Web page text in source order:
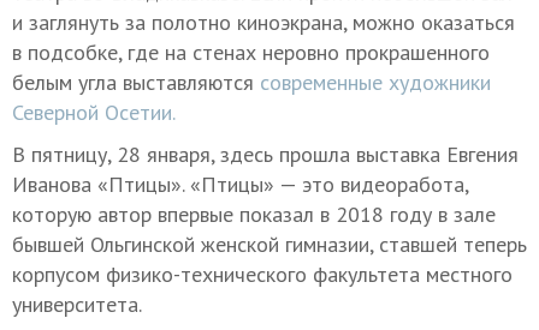
и заглянуть за полотно киноэкрана, можно оказаться
в подсобке, где на стенах неровно прокрашенного
белым угла выставляются современные художники
Северной Осетии.
В пятницу, 28 января, здесь прошла выставка Евгения
Иванова «Птицы». «Птицы» — это видеоработа,
которую автор впервые показал в 2018 году в зале
бывшей Ольгинской женской гимназии, ставшей теперь
корпусом физико-технического факультета местного
университета.